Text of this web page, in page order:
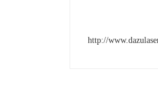
http://